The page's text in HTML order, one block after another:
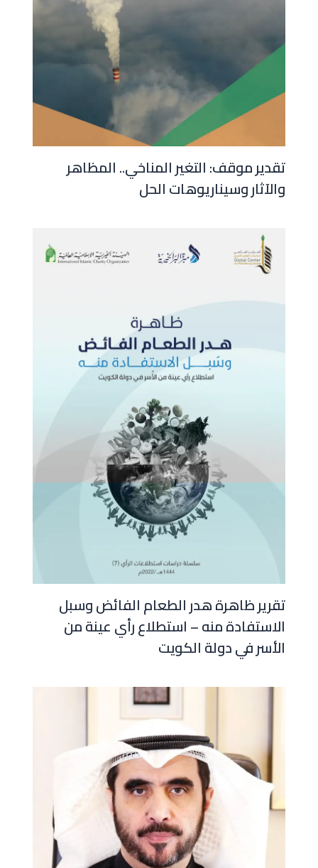
تقدير موقف: التغير المناخي.. المظاهر
والآثار وسيناريوهات الحل
تقرير ظاهرة هدر الطعام الفائض وسبل
الاستفادة منه – استطلاع رأي عينة من
الأسر في دولة الكويت